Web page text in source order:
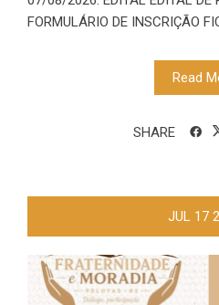
FORMULÁRIO DE INSCRIÇÃO
Read
SHARE
JUL 17